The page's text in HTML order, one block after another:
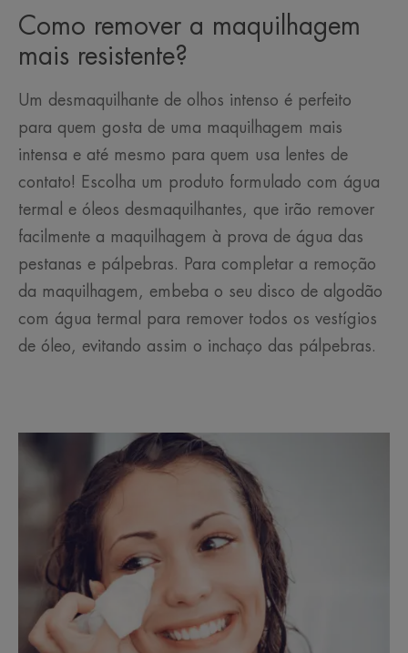
Como remover a maquilhagem
mais resistente?
Um desmaquilhante de olhos intenso é perfeito
para quem gosta de uma maquilhagem mais
intensa e até mesmo para quem usa lentes de
contato! Escolha um produto formulado com água
termal e óleos desmaquilhantes, que irão remover
facilmente a maquilhagem à prova de água das
pestanas e pálpebras. Para completar a remoção
da maquilhagem, embeba o seu disco de algodão
com água termal para remover todos os vestígios
de óleo, evitando assim o inchaço das pálpebras.